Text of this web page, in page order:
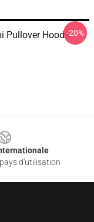
Pullover Hoodie-20%
d'utilisation